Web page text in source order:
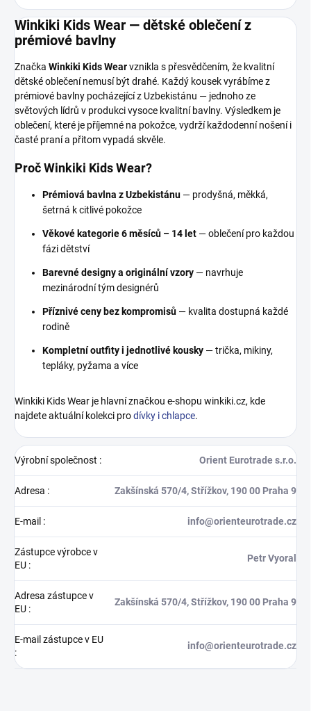
Winkiki Kids Wear — dětské oblečení z
prémiové bavlny
Značka Winkiki Kids Wearvznikla s přesvědčením, že kvalitní
dětské oblečení nemusí být drahé. Každý kousek vyrábíme z
prémiové bavlny pocházející z Uzbekistánu — jednoho ze
světových lídrů v produkci vysoce kvalitní bavlny. Výsledkem je
oblečení, které je příjemné na pokožce, vydrží každodenní nošení i
časté praní a přitom vypadá skvěle.
Proč Winkiki Kids Wear?
Prémiová bavlna z Uzbekistánu — prodyšná, měkká,
šetrná k citlivé pokožce
Věkové kategorie 6 měsíců – 14 let — oblečení pro každou
fázi dětství
Barevné designy a originální vzory — navrhuje
mezinárodní tým designérů
Příznivé ceny bez kompromisů — kvalita dostupná každé
rodině
Kompletní outfity i jednotlivé kousky — trička, mikiny,
tepláky, pyžama a více
Winkiki Kids Wear je hlavní značkou e-shopu winkiki.cz, kde
najdete aktuální kolekci prodívky i chlapce.
Výrobní společnost : Orient Eurotrade s.r.o.
Adresa : Zakšínská 570/4, Střížkov, 190 00 Praha 9
E-mail : info@orienteurotrade.cz
Zástupce výrobce v
EU :
Petr Vyoral
Adresa zástupce v
EU :
Zakšínská 570/4, Střížkov, 190 00 Praha 9
E-mail zástupce v EU
:
info@orienteurotrade.cz